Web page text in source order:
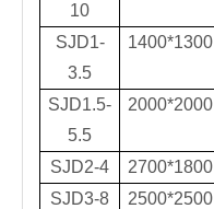
10
SJD1-
3.5
1400*1300
SJD1.5-
5.5
2000*2000
SJD2-4 2700*1800
SJD3-8
2500*2500